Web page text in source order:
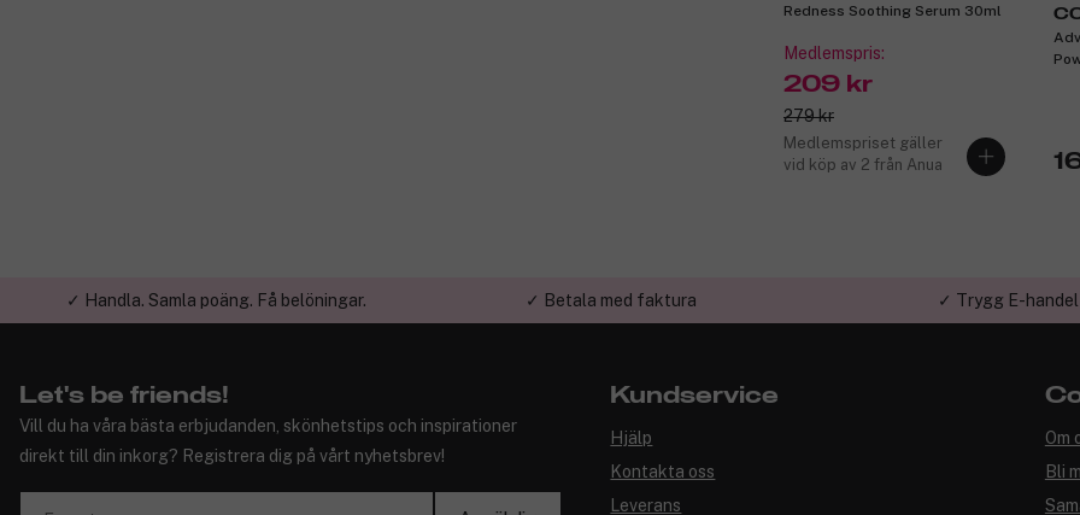
Redness Soothing Serum 30ml
Medlemspris:
209 kr
279 kr
Medlemspriset gäller
vid köp av 2 från Anua
✓ Handla. Samla poäng. Få belöningar. ✓ Betala med faktura ✓ Trygg E-handel
Let's be friends!
Vill du ha våra bästa erbjudanden, skönhetstips och inspirationer
direkt till din inkorg? Registrera dig på vårt nyhetsbrev!
Kundservice
Hjälp
Kontakta oss
Leverans
Om
Bli